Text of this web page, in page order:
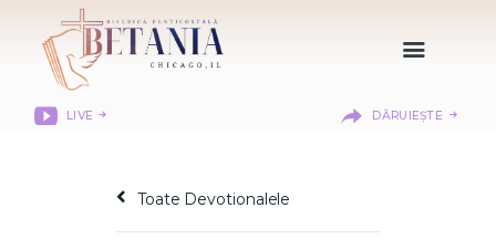
LIVE DĂRUIEȘTE
DESPRE NOI
Toate Devotionalele